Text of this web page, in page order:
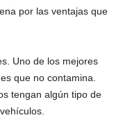
por las ventajas que
Uno de los mejores
que no contamina.
tengan algún tipo de